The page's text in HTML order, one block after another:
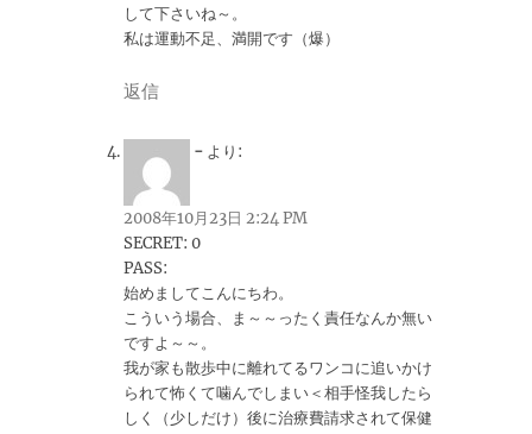
して下さいね～。
私は運動不足、満開です（爆）
返信
- より:
2008年10月23日 2:24 PM
SECRET: 0
PASS:
始めましてこんにちわ。
こういう場合、ま～～ったく責任なんか無い
ですよ～～。
我が家も散歩中に離れてるワンコに追いかけ
られて怖くて噛んでしまい＜相手怪我したら
しく（少しだけ）後に治療費請求されて保健